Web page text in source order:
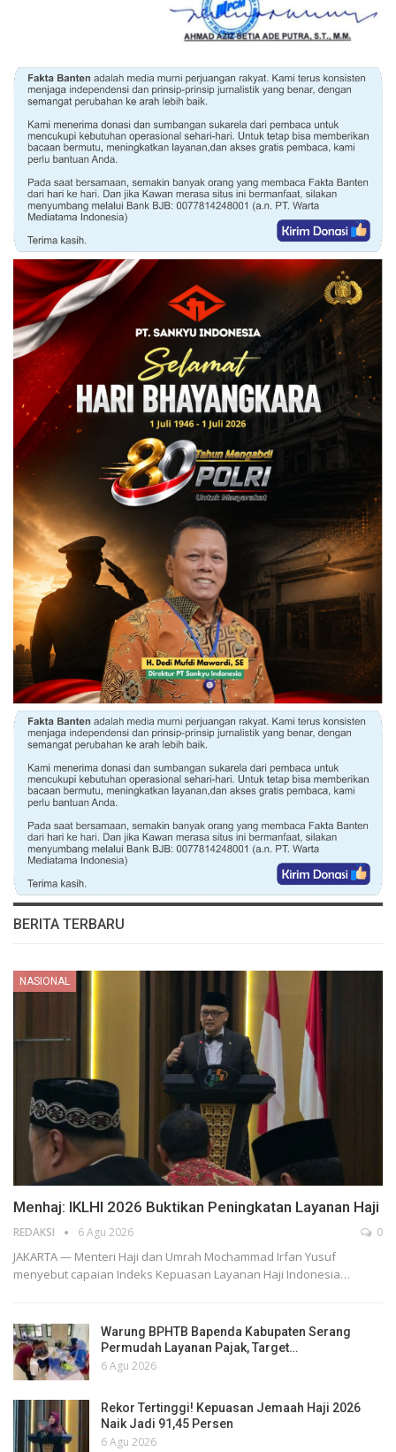
BERITA TERBARU
NASIONAL
Menhaj: IKLHI 2026 Buktikan Peningkatan Layanan Haji
REDAKSI 6 Agu 2026 0
JAKARTA — Menteri Haji dan Umrah Mochammad Irfan Yusuf
menyebut capaian Indeks Kepuasan Layanan Haji Indonesia…
Warung BPHTB Bapenda Kabupaten Serang
Permudah Layanan Pajak, Target…
6 Agu 2026
Rekor Tertinggi! Kepuasan Jemaah Haji 2026
Naik Jadi 91,45 Persen
6 Agu 2026